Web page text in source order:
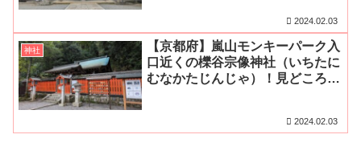
2024.02.03
神社
【京都府】嵐山モンキーパーク入
口近くの櫟谷宗像神社（いちたに
むなかたじんじゃ）！見どころや
2024.02.03